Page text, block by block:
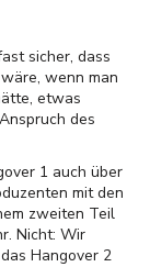
sicher, dass
wenn man
etwas
des
1 auch über
mit den
zweiten Teil
Nicht: Wir
Hangover 2